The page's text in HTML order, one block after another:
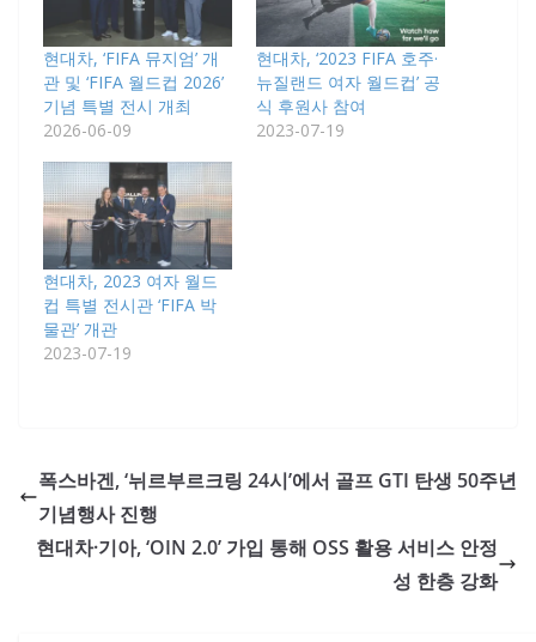
현대차, ‘FIFA 뮤지엄’ 개
관 및 ‘FIFA 월드컵 2026’
기념 특별 전시 개최
2026-06-09
현대차, ‘2023 FIFA 호주·
뉴질랜드 여자 월드컵’ 공
식 후원사 참여
2023-07-19
현대차, 2023 여자 월드
컵 특별 전시관 ‘FIFA 박
물관’ 개관
2023-07-19
폭스바겐, ‘뉘르부르크링 24시’에서 골프 GTI 탄생 50주년
기념행사 진행
현대차·기아, ‘OIN 2.0’ 가입 통해 OSS 활용 서비스 안정
성 한층 강화